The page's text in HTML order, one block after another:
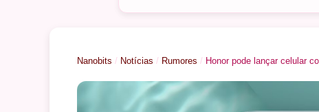
Nanobits / Notícias / Rumores / Honor pode lançar celular